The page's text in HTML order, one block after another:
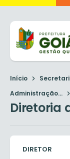
Início
Administração...
Diretoria
DIRETOR